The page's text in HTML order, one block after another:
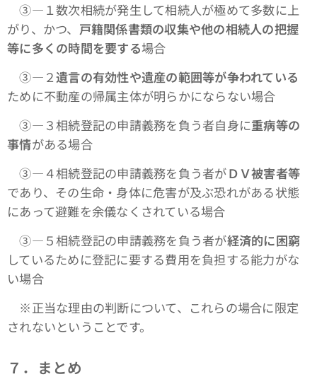
③―１数次相続が発生して相続人が極めて多数に上
がり、かつ、 戸籍関係書類の収集や他の相続人の把握
等に多くの時間を要する場合
③―２遺言の有効性や遺産の範囲等が争われている
ために不動産の帰属主体が明らかにならない場合
③―３相続登記の申請義務を負う者自身に重病等の
事情がある場合
③―４相続登記の申請義務を負う者がＤＶ被害者等
であり、その生命・身体に危害が及ぶ恐れがある状態
にあって避難を余儀なくされている場合
③―５相続登記の申請義務を負う者が経済的に困窮
しているために登記に要する費用を負担する能力がな
い場合
※正当な理由の判断について、これらの場合に限定
されないということです。
７．まとめ